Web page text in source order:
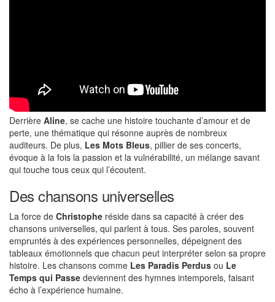
Derrière Aline, se cache une histoire touchante d’amour et de
perte, une thématique qui résonne auprès de nombreux
auditeurs. De plus, Les Mots Bleus, pillier de ses concerts,
évoque à la fois la passion et la vulnérabilité, un mélange savant
qui touche tous ceux qui l’écoutent.
Des chansons universelles
La force de Christophe réside dans sa capacité à créer des
chansons universelles, qui parlent à tous. Ses paroles, souvent
empruntés à des expériences personnelles, dépeignent des
tableaux émotionnels que chacun peut interpréter selon sa propre
histoire. Les chansons comme Les Paradis Perdus ou Le
Temps qui Passe deviennent des hymnes intemporels, faisant
écho à l’expérience humaine.